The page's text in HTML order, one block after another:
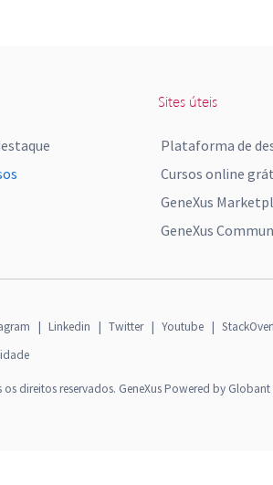
Sites úteis
Plataforma de
Cursos online
GeneXus
GeneXus
| Linkedin | Twitter | Youtube |
os direitos reservados. GeneXus Powered by Globant